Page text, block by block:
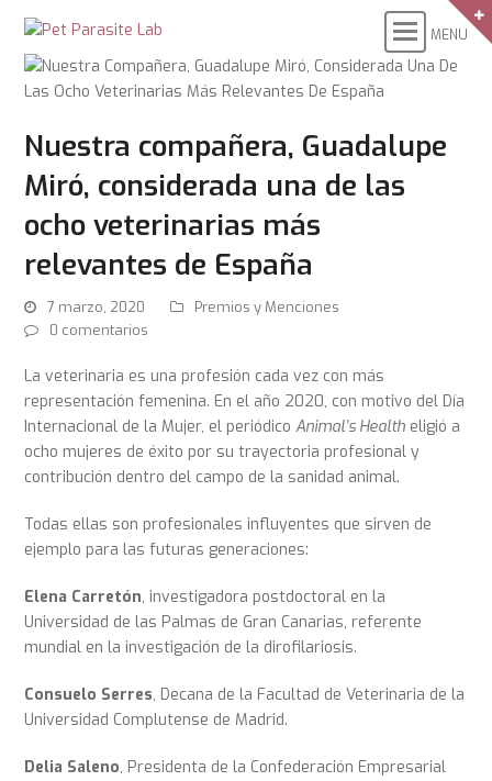
Nuestra compañera, Guadalupe
Miró, considerada una de las
ocho veterinarias más
relevantes de España
7 marzo, 2020
Premios y Menciones
0 comentarios
La veterinaria es una profesión cada vez con más
representación femenina. En el año 2020, con motivo del Día
Internacional de la Mujer, el periódicoAnimal’s Health eligió a
ocho mujeres de éxito por su trayectoria profesional y
contribución dentro del campo de la sanidad animal.
Todas ellas son profesionales influyentes que sirven de
ejemplo para las futuras generaciones:
Elena Carretón, investigadora postdoctoral en la
Universidad de las Palmas de Gran Canarias, referente
mundial en la investigación de la dirofilariosis.
Consuelo Serres, Decana de la Facultad de Veterinaria de la
Universidad Complutense de Madrid.
Delia Saleno, Presidenta de la Confederación Empresarial